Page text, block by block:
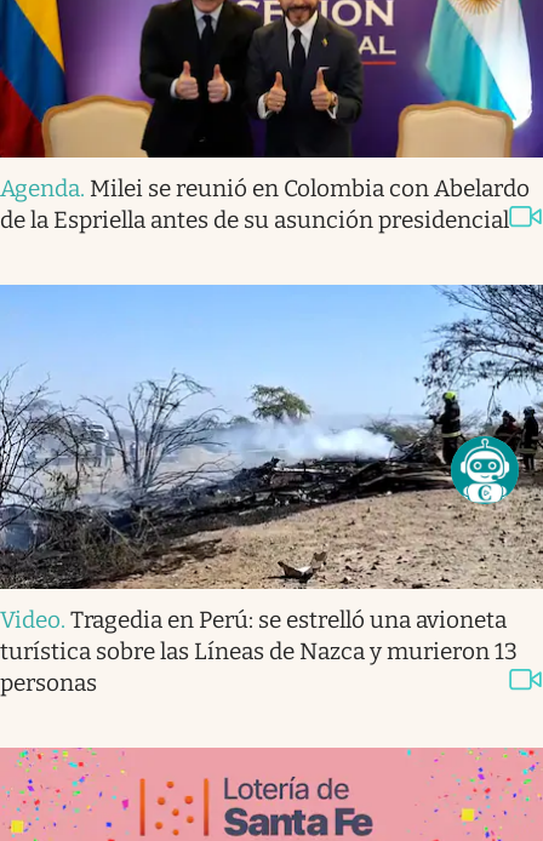
Agenda. Milei se reunió en Colombia con Abelardo
de la Espriella antes de su asunción presidencial
Video. Tragedia en Perú: se estrelló una avioneta
turística sobre las Líneas de Nazca y murieron 13
personas